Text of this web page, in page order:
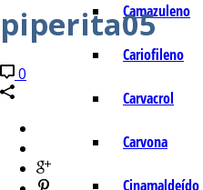
Camazuleno
Cariofileno
Carvacrol
Carvona
Cinamaldeído
piperita05
0